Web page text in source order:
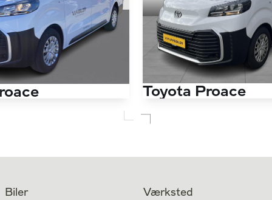
Diesel
Toyota Proace
Lokation
Biler Værksted